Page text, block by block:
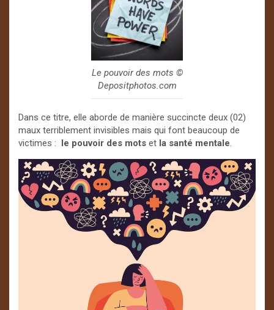
Le pouvoir des mots ©️
Depositphotos.com
Dans ce titre, elle aborde de manière succincte deux (02)
maux terriblement invisibles mais qui font beaucoup de
victimes : le pouvoir des mots et la santé mentale.